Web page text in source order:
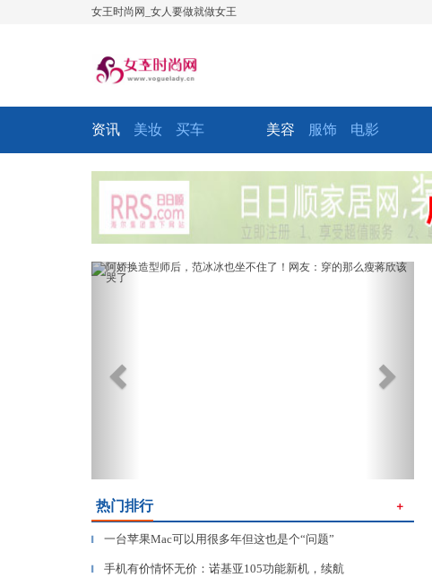
女王时尚网_女人要做就做女王
资讯 美妆 买车 美容 服饰 电影
Previous Next
热门排行 ＋
▎ 一台苹果Mac可以用很多年但这也是个“问题”
▎ 手机有价情怀无价：诺基亚105功能新机，续航